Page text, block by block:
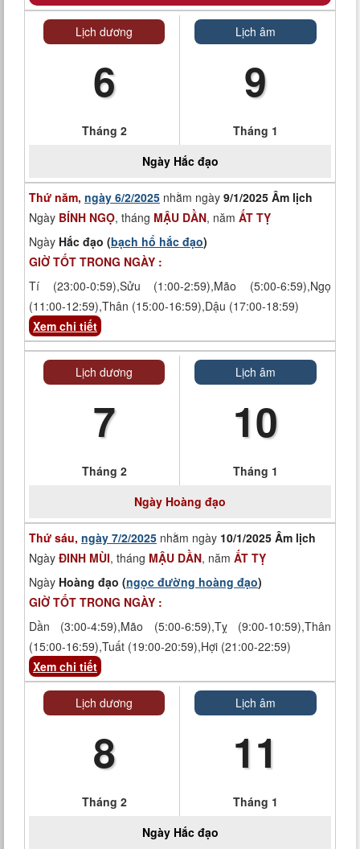
Lịch dương
6
Tháng 2
Lịch âm
9
Tháng 1
Ngày Hắc đạo
Thứ năm, ngày 6/2/2025 nhằm ngày 9/1/2025 Âm lịch
Ngày BÍNH NGỌ, tháng MẬU DẦN, năm ẤT TỴ
Ngày Hắc đạo (bạch hổ hắc đạo)
GIỜ TỐT TRONG NGÀY :
Tí (23:00-0:59),Sửu (1:00-2:59),Mão (5:00-6:59),Ngọ
(11:00-12:59),Thân (15:00-16:59),Dậu (17:00-18:59)
Xem chi tiết
Lịch dương
7
Tháng 2
Lịch âm
10
Tháng 1
Ngày Hoàng đạo
Thứ sáu, ngày 7/2/2025 nhằm ngày 10/1/2025 Âm lịch
Ngày ĐINH MÙI, tháng MẬU DẦN, năm ẤT TỴ
Ngày Hoàng đạo (ngọc đường hoàng đạo)
GIỜ TỐT TRONG NGÀY :
Dần (3:00-4:59),Mão (5:00-6:59),Tỵ (9:00-10:59),Thân
(15:00-16:59),Tuất (19:00-20:59),Hợi (21:00-22:59)
Xem chi tiết
Lịch dương
8
Tháng 2
Lịch âm
11
Tháng 1
Ngày Hắc đạo